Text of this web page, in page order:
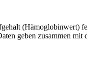
(Hämoglobinwert)
geben zusammen